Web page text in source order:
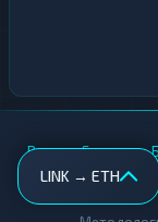
LINK → ETH
Вики • Города •